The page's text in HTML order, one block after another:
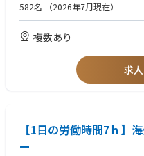
582名 （2026年7月現在）
複数あり
求
【1⽇の労働時間7ｈ】
ー